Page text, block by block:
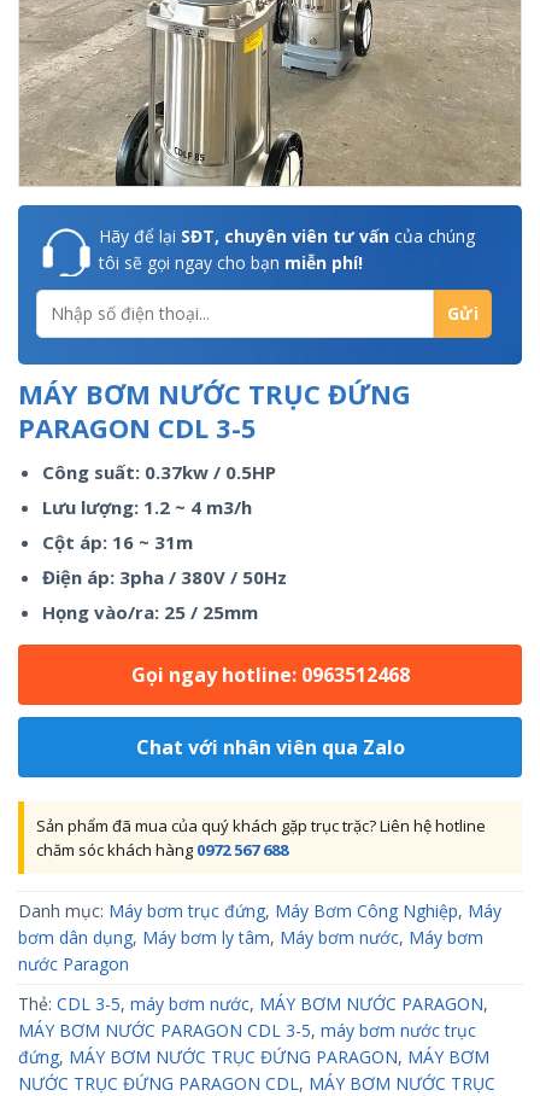
Hãy để lại SĐT, chuyên viên tư vấn của chúng
tôi sẽ gọi ngay cho bạn miễn phí!
MÁY BƠM NƯỚC TRỤC ĐỨNG
PARAGON CDL 3-5
Công suất: 0.37kw / 0.5HP
Lưu lượng: 1.2 ~ 4 m3/h
Cột áp: 16 ~ 31m
Điện áp: 3pha / 380V / 50Hz
Họng vào/ra: 25 / 25mm
Gọi ngay hotline: 0963512468
Chat với nhân viên qua Zalo
Sản phẩm đã mua của quý khách gặp trục trặc? Liên hệ hotline
chăm sóc khách hàng 0972 567 688
Danh mục: Máy bơm trục đứng, Máy Bơm Công Nghiệp, Máy
bơm dân dụng, Máy bơm ly tâm, Máy bơm nước, Máy bơm
nước Paragon
Thẻ: CDL 3-5, máy bơm nước, MÁY BƠM NƯỚC PARAGON,
MÁY BƠM NƯỚC PARAGON CDL 3-5, máy bơm nước trục
đứng, MÁY BƠM NƯỚC TRỤC ĐỨNG PARAGON, MÁY BƠM
NƯỚC TRỤC ĐỨNG PARAGON CDL, MÁY BƠM NƯỚC TRỤC